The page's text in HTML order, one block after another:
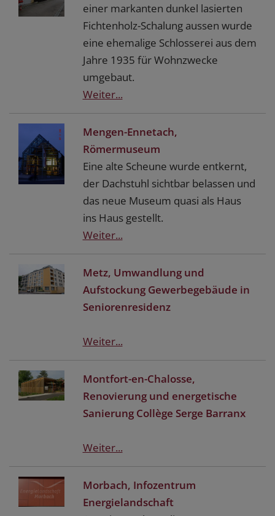
einer markanten dunkel lasierten
Fichtenholz-Schalung aussen wurde
eine ehemalige Schlosserei aus dem
Jahre 1935 für Wohnzwecke
umgebaut.
Weiter...
Mengen-Ennetach,
Römermuseum
Eine alte Scheune wurde entkernt,
der Dachstuhl sichtbar belassen und
das neue Museum quasi als Haus
ins Haus gestellt.
Weiter...
Metz, Umwandlung und
Aufstockung Gewerbegebäude in
Seniorenresidenz
Weiter...
Montfort-en-Chalosse,
Renovierung und energetische
Sanierung Collège Serge Barranx
Weiter...
Morbach, Infozentrum
Energielandschaft